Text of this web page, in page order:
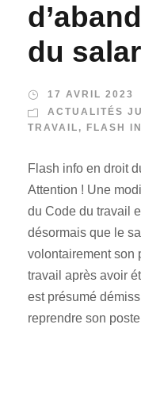
du
17 AVRIL 2023
ACTUALITÉS
TRAVAIL , FLASH
Flash info en droit
Attention ! Une
du Code du travail
désormais que le
volontairement son
travail après avoir
est présumé
reprendre son